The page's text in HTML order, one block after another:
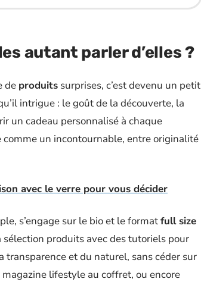
autant parler d’elles ?
de produits surprises, c’est devenu un petit
intrigue : le goût de la découverte, la
un cadeau personnalisé à chaque
comme un incontournable, entre originalité
avec le verre pour vous décider
s’engage sur le bio et le formatfull size
sélection produits avec des tutoriels pour
transparence et du naturel, sans céder sur
lifestyle au coffret, ou encore